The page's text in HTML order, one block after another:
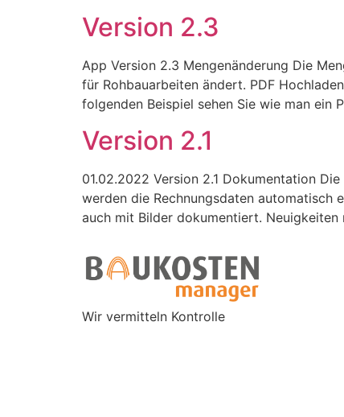
Version 2.3
App Version 2.3 Mengenänderung Die
für Rohbauarbeiten ändert. PDF
folgenden Beispiel sehen Sie wie man
Version 2.1
01.02.2022 Version 2.1 Dokumentation
werden die Rechnungsdaten
auch mit Bilder dokumentiert.
Wir vermitteln Kontrolle